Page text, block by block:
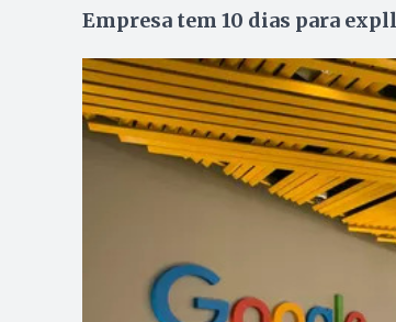
Empresa tem 10 dias para